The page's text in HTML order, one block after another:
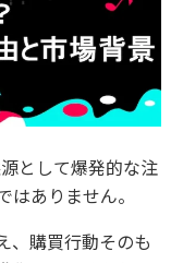
として爆発的な注
ありません。
、購買行動そのも